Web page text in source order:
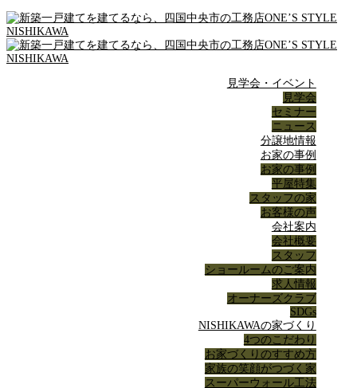
見学会・イベント
見学会
セミナー
ニュース
分譲地情報
お家の事例
お家の事例
平屋特集
スタッフの家
お客様の声
会社案内
会社概要
スタッフ
ショールームのご案内
求人情報
オーナーズクラブ
SDGs
NISHIKAWAの家づくり
4つのこだわり
お家づくりのすすめ方
家族の笑顔がつづく家
スーパーウォール工法